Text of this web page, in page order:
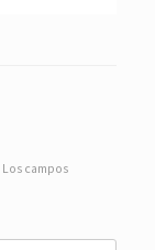
Los campos